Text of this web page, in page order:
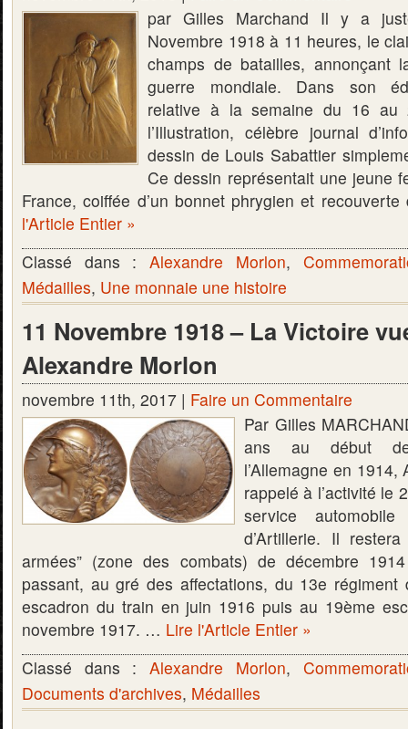
par Gilles Marchand Il y a
Novembre 1918 à 11 heures, le
champs de batailles, annonçant
guerre mondiale. Dans son
relative à la semaine du 16 au
l’Illustration, célèbre journal
dessin de Louis Sabattier
Ce dessin représentait une jeune
France, coiffée d’un bonnet phrygien et
l'Article Entier »
Classé dans :Alexandre Morlon,
Médailles, Une monnaie une histoire
11 Novembre 1918 – La Victoire
Alexandre Morlon
novembre 11th, 2017 | Faire un Commentaire
Par Gilles
ans au début
l’Allemagne en
rappelé à l’activité le
service
d’Artillerie. Il
armées” (zone des combats) de décembre
passant, au gré des affectations, du 13e régiment
escadron du train en juin 1916 puis au 19ème
novembre 1917. … Lire l'Article Entier »
Classé dans :Alexandre Morlon,
Documents d'archives, Médailles